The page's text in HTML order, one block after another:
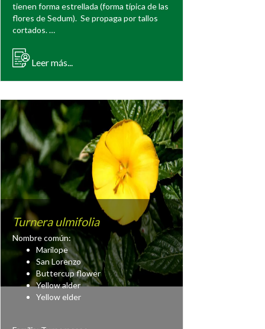
tienen forma estrellada (forma típica de las
flores de Sedum). Se propaga por tallos
cortados. …
Leer más...
Turnera ulmifolia
Nombre común:
Marilope
San Lorenzo
Buttercup flower
Yellow alder
Yellow elder